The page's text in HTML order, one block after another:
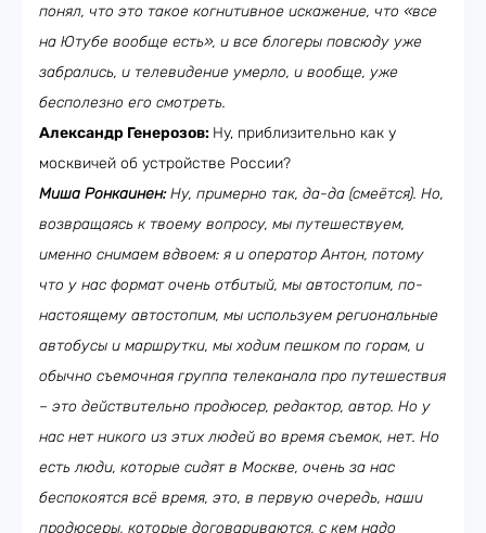
понял, что это такое когнитивное искажение, что «все
на Ютубе вообще есть», и все блогеры повсюду уже
забрались, и телевидение умерло, и вообще, уже
бесполезно его смотреть.
Александр Генерозов: Ну, приблизительно как у
москвичей об устройстве России?
Миша Ронкаинен:Ну, примерно так, да-да (смеётся). Но,
возвращаясь к твоему вопросу, мы путешествуем,
именно снимаем вдвоем: я и оператор Антон, потому
что у нас формат очень отбитый, мы автостопим, по-
настоящему автостопим, мы используем региональные
автобусы и маршрутки, мы ходим пешком по горам, и
обычно съемочная группа телеканала про путешествия
– это действительно продюсер, редактор, автор. Но у
нас нет никого из этих людей во время съемок, нет. Но
есть люди, которые сидят в Москве, очень за нас
беспокоятся всё время, это, в первую очередь, наши
продюсеры, которые договариваются, с кем надо